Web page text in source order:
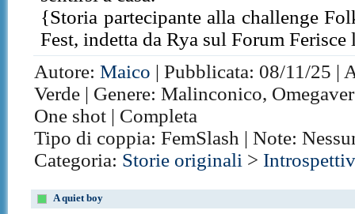
{Storia partecipante alla challenge
Fest, indetta da Rya sul Forum Ferisce
Autore:Maico | Pubblicata: 08/11/25 |
Verde | Genere: Malinconico,
One shot | Completa
Tipo di coppia: FemSlash | Note:
Categoria: Storie originali >
A quiet boy